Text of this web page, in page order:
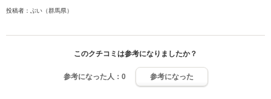
投稿者：ぶい（群馬県）
このクチコミは参考になりましたか？
参考になった人： 0 参考になった